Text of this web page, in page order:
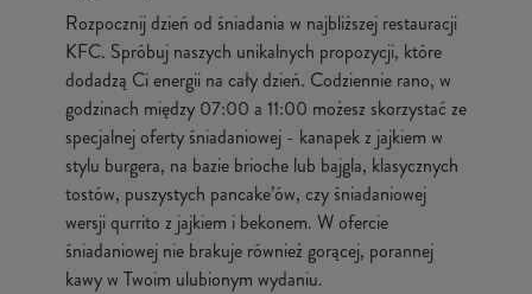
Rozpocznij dzień od śniadania w najbliższej restauracji
KFC. Spróbuj naszych unikalnych propozycji, które
dodadzą Ci energii na cały dzień. Codziennie rano, w
godzinach między 07:00 a 11:00 możesz skorzystać ze
specjalnej oferty śniadaniowej - kanapek z jajkiem w
stylu burgera, na bazie brioche lub bajgla, klasycznych
tostów, puszystych pancake’ów, czy śniadaniowej
wersji qurrito z jajkiem i bekonem. W ofercie
śniadaniowej nie brakuje również gorącej, porannej
kawy w Twoim ulubionym wydaniu.